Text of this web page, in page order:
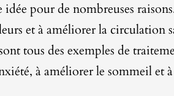
pour de nombreuses
et à améliorer la circulation
tous des exemples de
à améliorer le sommeil et